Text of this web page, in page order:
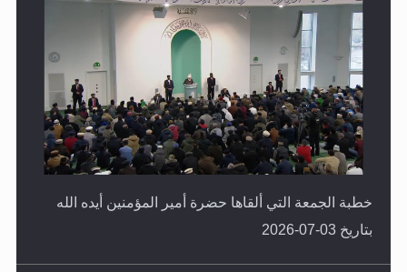
خطبة الجمعة التي ألقاها حضرة أمير المؤمنين أيده الله
بتاريخ 03-07-2026